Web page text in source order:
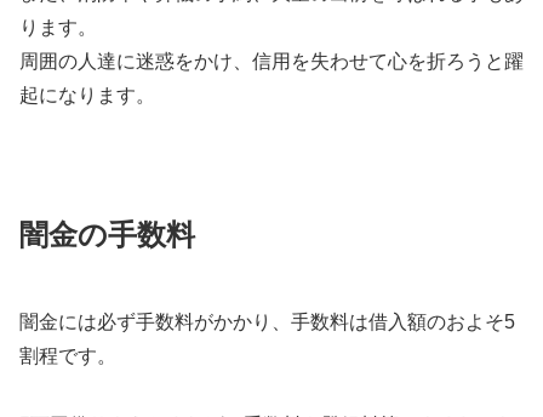
ります。
周囲の人達に迷惑をかけ、信用を失わせて心を折ろうと躍
起になります。
闇金の手数料
闇金には必ず手数料がかかり、手数料は借入額のおよそ5
割程です。